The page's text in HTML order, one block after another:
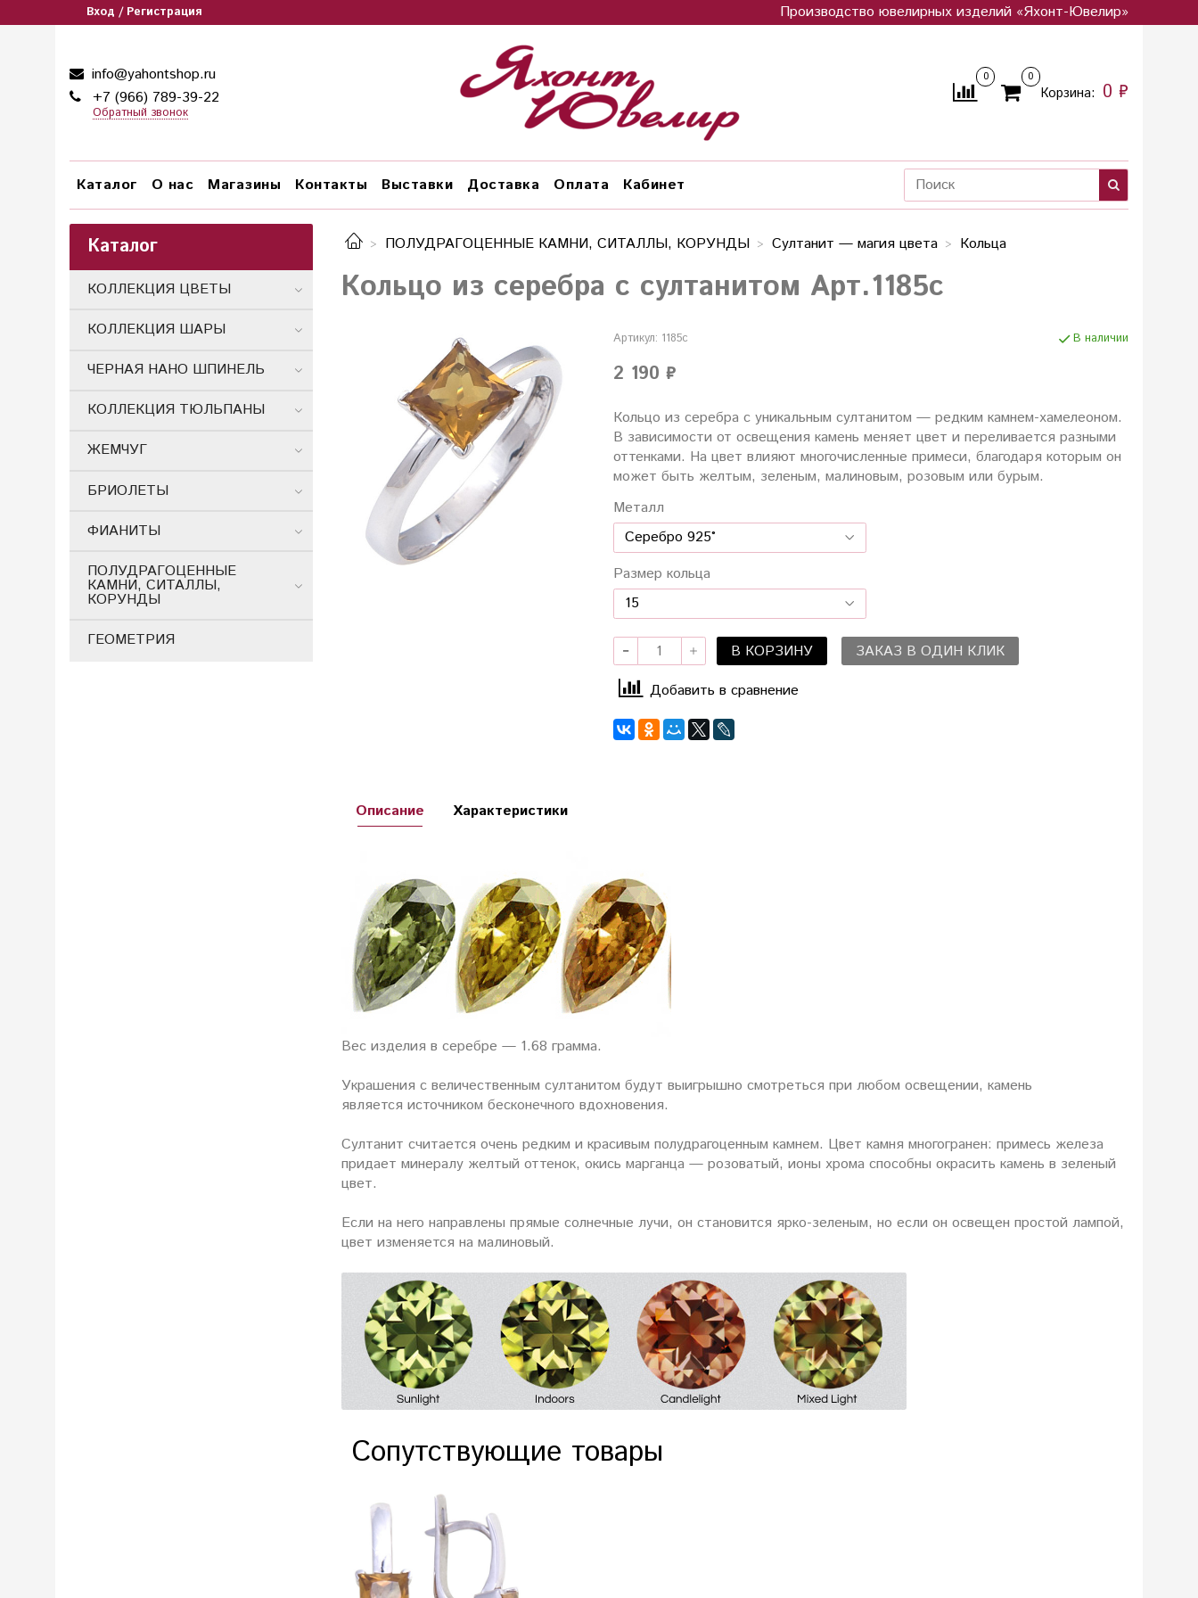
Вход / Регистрация Производство ювелирных изделий «Яхонт-Ювелир»
info@yahontshop.ru
+7 (966) 789-39-22
Обратный звонок
0 0
Корзина: 0 ₽
Каталог О нас Магазины Контакты Выставки Доставка Оплата Кабинет
ПОЛУДРАГОЦЕННЫЕ КАМНИ, СИТАЛЛЫ, КОРУНДЫ Султанит — магия цвета Кольца
Кольцо из серебра с султанитом Арт.1185с
Артикул: 1185с В наличии
2 190 ₽
Кольцо из серебра с уникальным султанитом — редким камнем-хамелеоном.
В зависимости от освещения камень меняет цвет и переливается разными
оттенками. На цвет влияют многочисленные примеси, благодаря которым он
может быть желтым, зеленым, малиновым, розовым или бурым.
Металл
Размер кольца
В КОРЗИНУ
ЗАКАЗ В ОДИН КЛИК
Добавить в сравнение
Описание
Вес изделия в серебре — 1.68 грамма.
Украшения с величественным султанитом будут выигрышно смотреться при любом освещении, камень
является источником бесконечного вдохновения.
Султанит считается очень редким и красивым полудрагоценным камнем. Цвет камня многогранен: примесь железа
придает минералу желтый оттенок, окись марганца — розоватый, ионы хрома способны окрасить камень в зеленый
цвет.
Если на него направлены прямые солнечные лучи, он становится ярко-зеленым, но если он освещен простой лампой,
цвет изменяется на малиновый.
Характеристики
Сопутствующие товары
Каталог
КОЛЛЕКЦИЯ ЦВЕТЫ
КОЛЛЕКЦИЯ ШАРЫ
ЧЕРНАЯ НАНО ШПИНЕЛЬ
КОЛЛЕКЦИЯ ТЮЛЬПАНЫ
ЖЕМЧУГ
БРИОЛЕТЫ
ФИАНИТЫ
ПОЛУДРАГОЦЕННЫЕ
КАМНИ, СИТАЛЛЫ,
КОРУНДЫ
ГЕОМЕТРИЯ